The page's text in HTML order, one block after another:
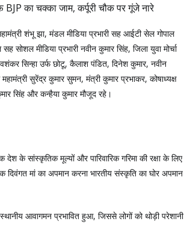
शंभू झा, मंडल मीडिया प्रभारी सह आईटी सेल गोपाल
सोशल मीडिया प्रभारी नवीन कुमार सिंह, जिला युवा मोर्चा
सिन्हा उर्फ छोटू, कैलाश पंडित, दिनेश कुमार, नवीन
सुरेंद्र कुमार सुमन, मंत्री कुमार प्रभाकर, कोषाध्यक्ष
सिंह और कन्हैया कुमार मौजूद रहे।
के सांस्कृतिक मूल्यों और पारिवारिक गरिमा की रक्षा के लिए
मां का अपमान करना भारतीय संस्कृति का घोर अपमान
आवागमन प्रभावित हुआ, जिससे लोगों को थोड़ी परेशानी